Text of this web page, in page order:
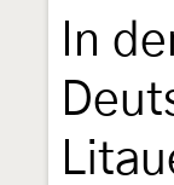
In